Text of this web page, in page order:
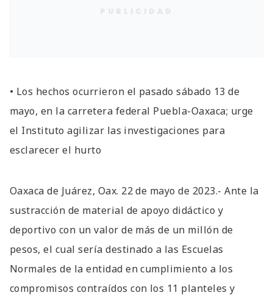
• Los hechos ocurrieron el pasado sábado 13 de
mayo, en la carretera federal Puebla-Oaxaca; urge
el Instituto agilizar las investigaciones para
esclarecer el hurto
Oaxaca de Juárez, Oax. 22 de mayo de 2023.- Ante la
sustracción de material de apoyo didáctico y
deportivo con un valor de más de un millón de
pesos, el cual sería destinado a las Escuelas
Normales de la entidad en cumplimiento a los
compromisos contraídos con los 11 planteles y